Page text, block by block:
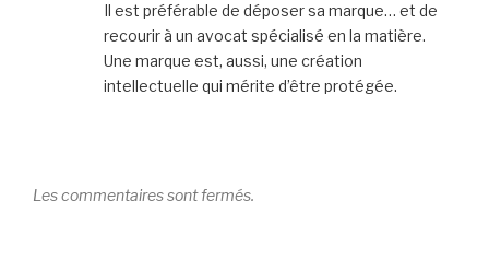
Il est préférable de déposer sa marque… et de
recourir à un avocat spécialisé en la matière.
Une marque est, aussi, une création
intellectuelle qui mérite d’être protégée.
Les commentaires sont fermés.